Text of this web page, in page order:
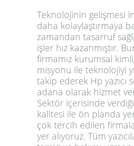
Teknolojinin gelişmesi
daha kolaylaştırmaya
zamandan tasarruf
işler hız kazanmıştır.
firmamız kurumsal
misyonu ile teknolojiyi
takip ederek Hp yazıcı
adana olarak hizmet
Sektör içerisinde
kalitesi ile ön planda
çok tercih edilen
yer alıyoruz. Tüm